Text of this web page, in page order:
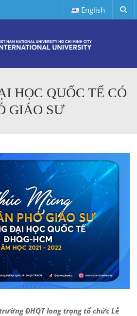
English
HỌC QUỐC TẾ CÓ
GIÁO SƯ
ĐHQT long trọng tổ chức Lễ